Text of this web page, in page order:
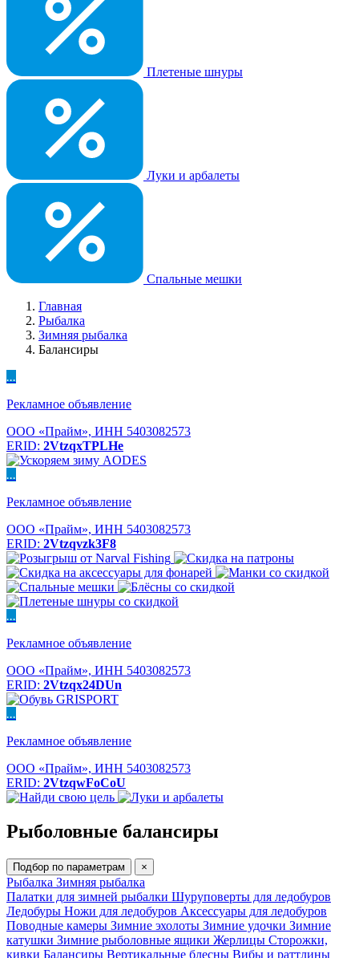
Плетеные шнуры
Луки и арбалеты
Спальные мешки
Главная
Рыбалка
Зимняя рыбалка
Балансиры
...
Рекламное объявление
ООО «Прайм», ИНН 5403082573
ERID: 2VtzqxTPLHe
...
Рекламное объявление
ООО «Прайм», ИНН 5403082573
ERID: 2Vtzqvzk3F8
...
Рекламное объявление
ООО «Прайм», ИНН 5403082573
ERID: 2Vtzqx24DUn
...
Рекламное объявление
ООО «Прайм», ИНН 5403082573
ERID: 2VtzqwFoCoU
Рыболовные балансиры
Подбор по параметрам ×
Рыбалка Зимняя рыбалка
Палатки для зимней рыбалки Шуруповерты для ледобуров
Ледобуры Ножи для ледобуров Аксессуары для ледобуров
Поводные камеры Зимние эхолоты Зимние удочки Зимние
катушки Зимние рыболовные ящики Жерлицы Сторожки,
кивки Балансиры Вертикальные блесны Вибы и раттлины